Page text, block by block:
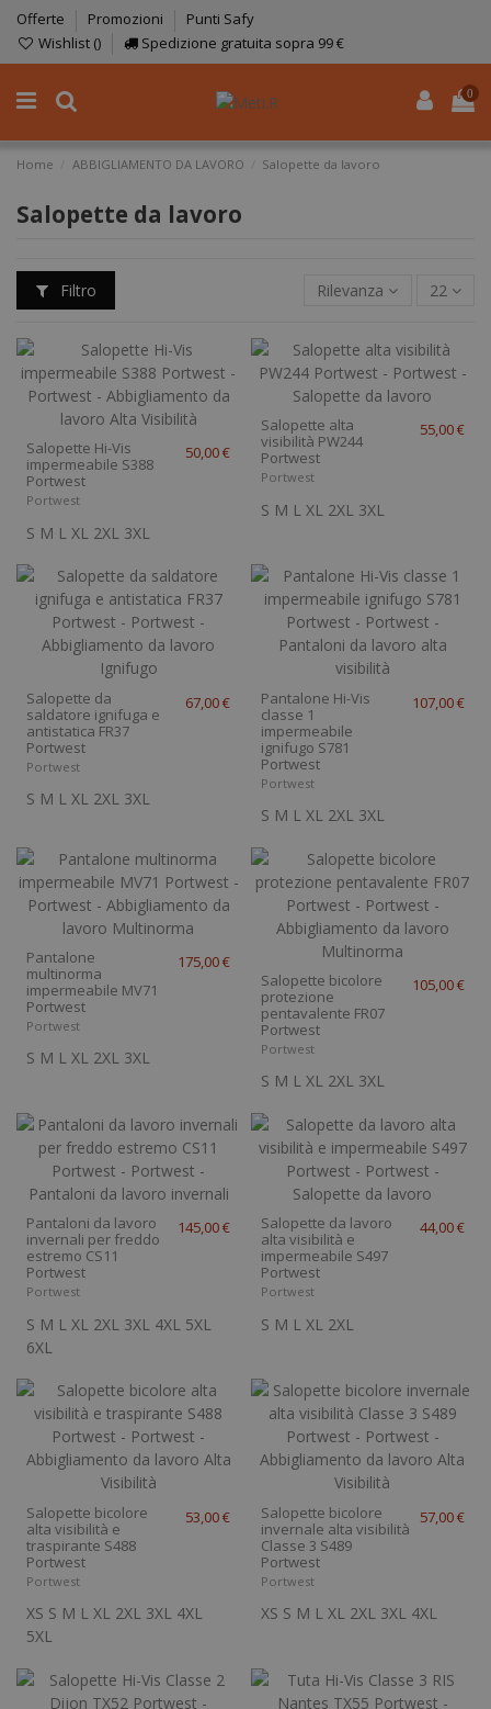
Offerte Promozioni
Punti Safy
Wishlist () Spedizione gratuita sopra 99 €
0
Home ABBIGLIAMENTO DA LAVORO Salopette da lavoro
Salopette da lavoro
Filtro Rilevanza 22
Salopette Hi-Vis
impermeabile S388
Portwest
Portwest
50,00 €
S M L XL 2XL 3XL
Salopette alta
visibilità PW244
Portwest
Portwest
55,00 €
S M L XL 2XL 3XL
Salopette da
saldatore ignifuga e
antistatica FR37
Portwest
Portwest
67,00 €
S M L XL 2XL 3XL
Pantalone Hi-Vis
classe 1
impermeabile
ignifugo S781
Portwest
Portwest
107,00 €
S M L XL 2XL 3XL
Pantalone
multinorma
impermeabile MV71
Portwest
Portwest
175,00 €
S M L XL 2XL 3XL
Salopette bicolore
protezione
pentavalente FR07
Portwest
Portwest
105,00 €
S M L XL 2XL 3XL
Pantaloni da lavoro
invernali per freddo
estremo CS11
Portwest
Portwest
145,00 €
S M L XL 2XL 3XL 4XL 5XL
6XL
Salopette da lavoro
alta visibilità e
impermeabile S497
Portwest
Portwest
44,00 €
S M L XL 2XL
Salopette bicolore
alta visibilità e
traspirante S488
Portwest
Portwest
53,00 €
XS S M L XL 2XL 3XL 4XL
5XL
Salopette bicolore
invernale alta visibilità
Classe 3 S489
Portwest
Portwest
57,00 €
XS S M L XL 2XL 3XL 4XL